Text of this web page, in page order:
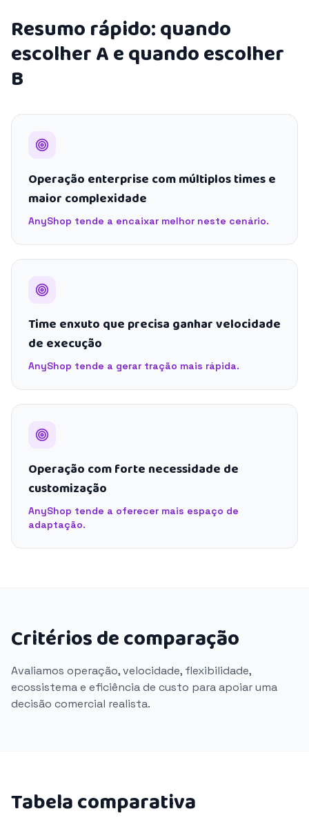
Resumo rápido: quando
escolher A e quando escolher
B
Operação enterprise com múltiplos times e
maior complexidade
AnyShop tende a encaixar melhor neste cenário.
Time enxuto que precisa ganhar velocidade
de execução
AnyShop tende a gerar tração mais rápida.
Operação com forte necessidade de
customização
AnyShop tende a oferecer mais espaço de
adaptação.
Critérios de comparação
Avaliamos operação, velocidade, flexibilidade,
ecossistema e eficiência de custo para apoiar uma
decisão comercial realista.
Tabela comparativa